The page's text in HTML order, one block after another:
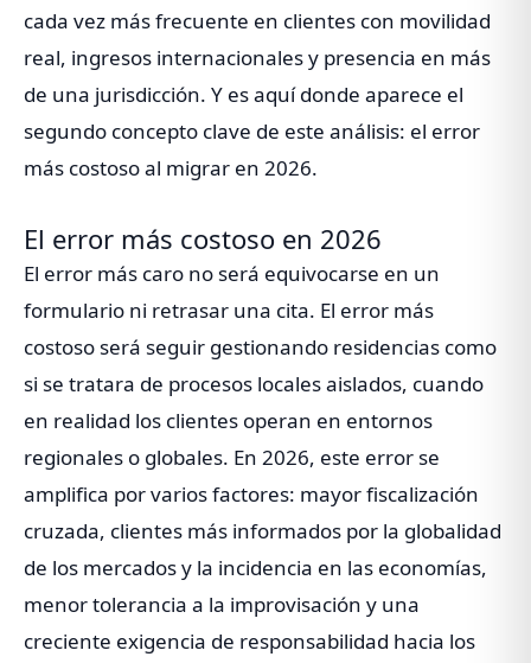
cada vez más frecuente en clientes con movilidad
real, ingresos internacionales y presencia en más
de una jurisdicción. Y es aquí donde aparece el
segundo concepto clave de este análisis: el error
más costoso al migrar en 2026.
El error más costoso en 2026
El error más caro no será equivocarse en un
formulario ni retrasar una cita. El error más
costoso será seguir gestionando residencias como
si se tratara de procesos locales aislados, cuando
en realidad los clientes operan en entornos
regionales o globales. En 2026, este error se
amplifica por varios factores: mayor fiscalización
cruzada, clientes más informados por la globalidad
de los mercados y la incidencia en las economías,
menor tolerancia a la improvisación y una
creciente exigencia de responsabilidad hacia los